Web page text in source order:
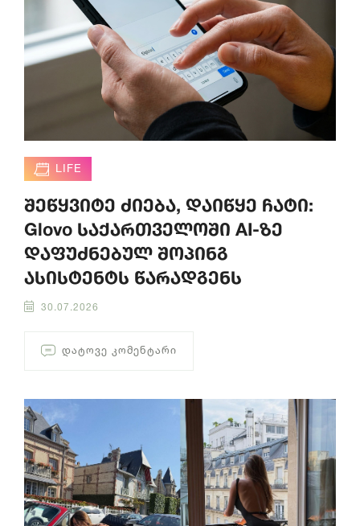
LIFE
შეწყვიტე ძიება, დაიწყე ჩატი:
Glovo საქართველოში AI-ზე
დაფუძნებულ შოპინგ
ასისტენტს წარადგენს
30.07.2026
ᲓᲐᲢᲝᲕᲔ ᲙᲝᲛᲔᲜᲢᲐᲠᲘ